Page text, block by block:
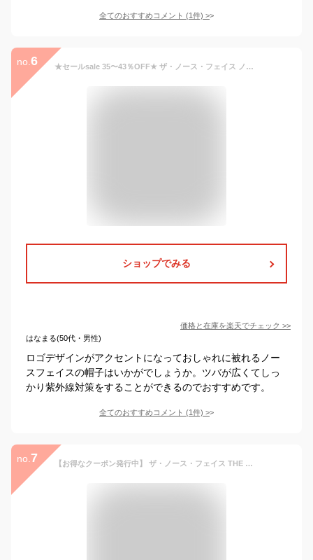
全てのおすすめコメント (1件) >
no. 6 ★セールsale 35〜43％OFF★ ザ・ノース・フェイス ノースフェイス メンズ レディース ウォータープルーフキャンプサイドハット WP Camp Side Hat ニュートープ NN42234 NT 無地 シンプル ベーシック 深め おしゃれ かっこいい 人気 春 夏 秋 冬 オールシーズン 正規品
ショップでみる
価格と在庫を楽天でチェック >>
はなまる(50代・男性)
ロゴデザインがアクセントになっておしゃれに被れるノー
スフェイスの帽子はいかがでしょうか。ツバが広くてしっ
かり紫外線対策をすることができるのでおすすめです。
全てのおすすめコメント (1件) >
no. 7 【お得なクーポン発行中】 ザ・ノース・フェイス THE NORTH FACE メンズ レディースアウトドア 小物 帽子 ハット HIKE HAT NN02341 CM 【2024SS】